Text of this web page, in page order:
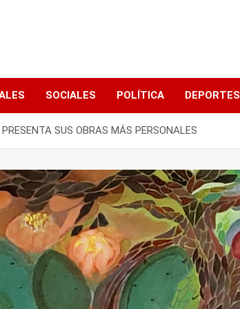
SOCIALES POLÍTICA DEPORTES
SUS OBRAS MÁS PERSONALES